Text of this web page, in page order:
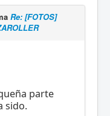
Re: [FOTOS]
parte
sido.